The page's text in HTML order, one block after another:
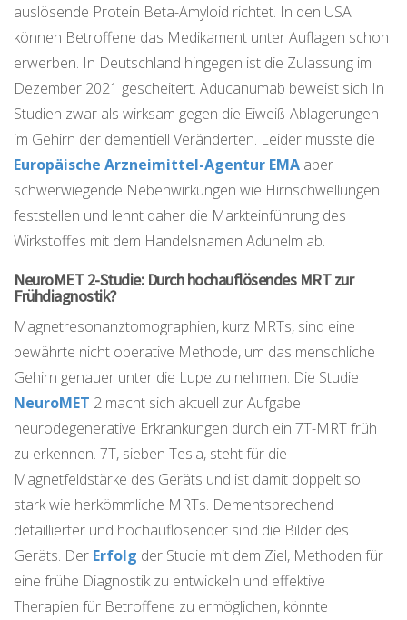
auslösende Protein Beta-Amyloid richtet. In den USA
können Betroffene das Medikament unter Auflagen schon
erwerben. In Deutschland hingegen ist die Zulassung im
Dezember 2021 gescheitert. Aducanumab beweist sich In
Studien zwar als wirksam gegen die Eiweiß-Ablagerungen
im Gehirn der dementiell Veränderten. Leider musste die
Europäische Arzneimittel-Agentur EMA aber
schwerwiegende Nebenwirkungen wie Hirnschwellungen
feststellen und lehnt daher die Markteinführung des
Wirkstoffes mit dem Handelsnamen Aduhelm ab.
NeuroMET 2-Studie: Durch hochauflösendes MRT zur
Frühdiagnostik?
Magnetresonanztomographien, kurz MRTs, sind eine
bewährte nicht operative Methode, um das menschliche
Gehirn genauer unter die Lupe zu nehmen. Die Studie
NeuroMET 2 macht sich aktuell zur Aufgabe
neurodegenerative Erkrankungen durch ein 7T-MRT früh
zu erkennen. 7T, sieben Tesla, steht für die
Magnetfeldstärke des Geräts und ist damit doppelt so
stark wie herkömmliche MRTs. Dementsprechend
detaillierter und hochauflösender sind die Bilder des
Geräts. Der Erfolg der Studie mit dem Ziel, Methoden für
eine frühe Diagnostik zu entwickeln und effektive
Therapien für Betroffene zu ermöglichen, könnte